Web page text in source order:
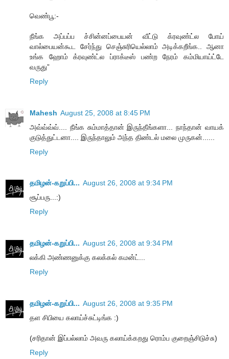
வெண்பூ:-
நீங்க அப்பப்ப ச்சின்னப்பையன் வீட்டு க்ரவுண்ட்ல போய்
வால்பையன்கூட சேர்ந்து செஞ்சுரியெல்லாம் அடிக்கறீங்க.. ஆனா
உங்க ஹோம் க்ரவுண்ட்ல ப்ராக்டீஸ் பண்ற நேரம் கம்மியாய்ட்டே
வருது”
Reply
Mahesh August 25, 2008 at 8:45 PM
அவ்வ்வ்வ்.... நீங்க சும்மாத்தான் இருந்தீங்களா... நாந்தான் வாயக்
குடுத்துட்டனா.... இருந்தாலும் அந்த திண்டல் மலை முருகன்......
Reply
தமிழன்-கறுப்பி... August 26, 2008 at 9:34 PM
சூப்பரு...:)
Reply
தமிழன்-கறுப்பி... August 26, 2008 at 9:34 PM
லக்கி அண்ணனுக்கு கலக்கல் கமன்ட்...
Reply
தமிழன்-கறுப்பி... August 26, 2008 at 9:35 PM
தள சிபியை கலாய்ச்சுட்டிங்க :)
(சரிதான் இப்பல்லாம் அவரு கலாய்க்கறது ரொம்ப குறைஞ்சிடுச்சு)
Reply